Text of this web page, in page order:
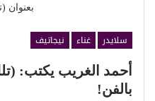
بعنوان
سلايدر غناء
نيجاتيف
أحمد الغريب يكتب:
بالفن!